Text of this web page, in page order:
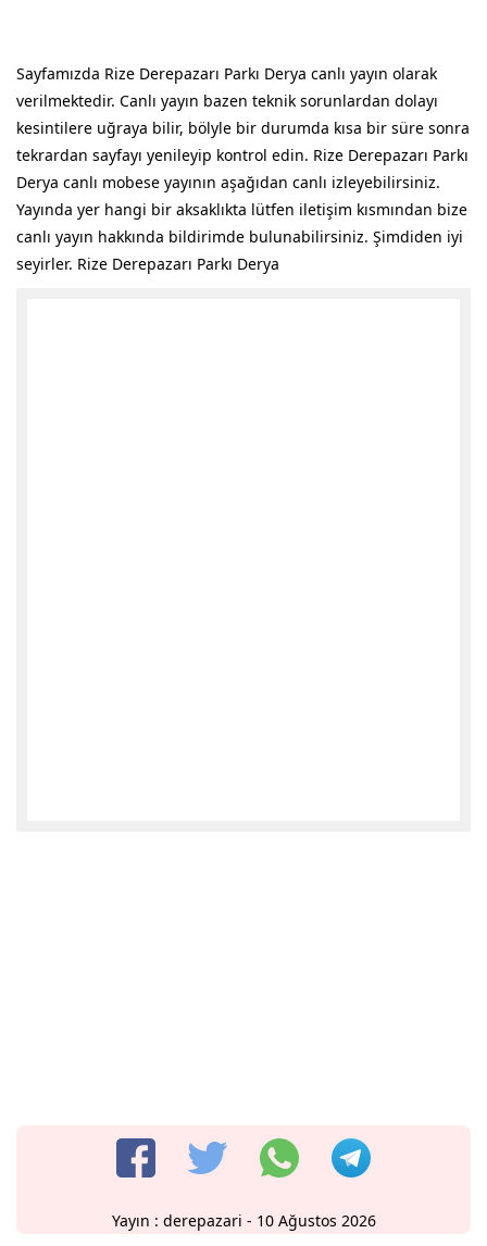
Sayfamızda Rize Derepazarı Parkı Derya canlı yayın olarak
verilmektedir. Canlı yayın bazen teknik sorunlardan dolayı
kesintilere uğraya bilir, bölyle bir durumda kısa bir süre sonra
tekrardan sayfayı yenileyip kontrol edin. Rize Derepazarı Parkı
Derya canlı mobese yayının aşağıdan canlı izleyebilirsiniz.
Yayında yer hangi bir aksaklıkta lütfen iletişim kısmından bize
canlı yayın hakkında bildirimde bulunabilirsiniz. Şimdiden iyi
seyirler. Rize Derepazarı Parkı Derya
Yayın : derepazari - 10 Ağustos 2026